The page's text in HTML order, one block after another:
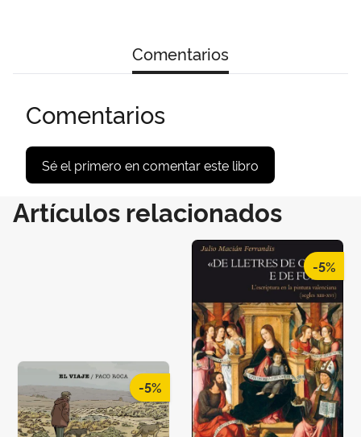
Comentarios
Comentarios
Sé el primero en comentar este libro
Artículos relacionados
-5%
-5%